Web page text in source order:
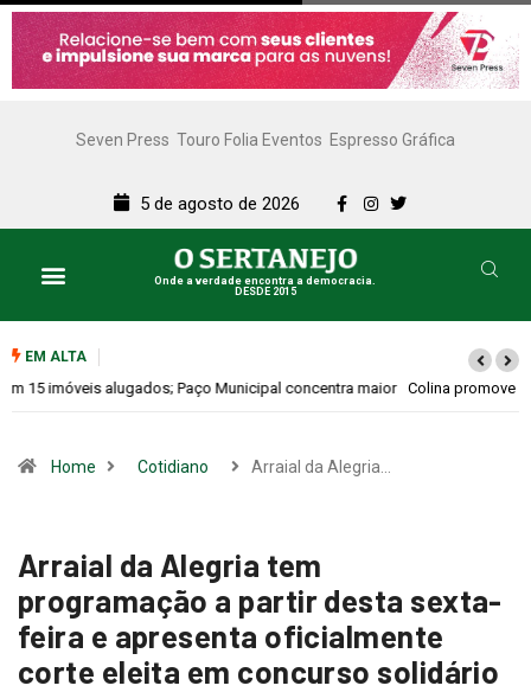
Seven Press Touro Folia Eventos Espresso Gráfica
5 de agosto de 2026
Onde a verdade encontra a democracia.
DESDE 2015
EM ALTA
Colina promove 1º Fórum de Turismo para discutir desenvolvimento
Home Cotidiano Arraial da Alegria…
Arraial da Alegria tem
programação a partir desta sexta-
feira e apresenta oficialmente
corte eleita em concurso solidário